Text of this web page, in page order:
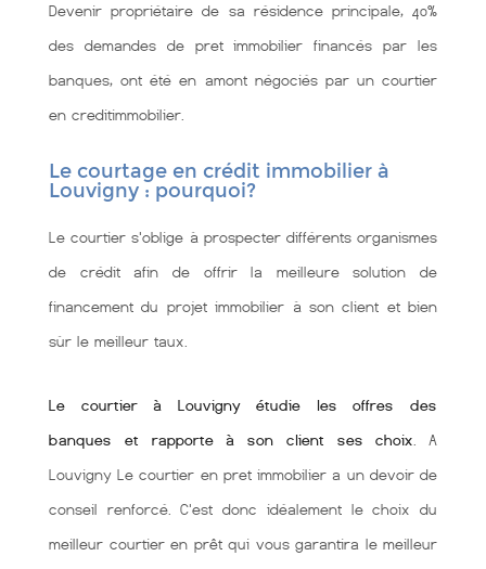
Devenir propriétaire de sa résidence principale, 40%
des demandes de pret immobilier financés par les
banques, ont été en amont négociés par un courtier
en creditimmobilier.
Le courtage en crédit immobilier à
Louvigny : pourquoi?
Le courtier s'oblige à prospecter différents organismes
de crédit afin de offrir la meilleure solution de
financement du projet immobilier à son client et bien
sùr le meilleur taux.
Le courtier à Louvigny étudie les offres des
banques et rapporte à son client ses choix . A
Louvigny Le courtier en pret immobilier a un devoir de
conseil renforcé. C'est donc idéalement le choix du
meilleur courtier en prêt qui vous garantira le meilleur